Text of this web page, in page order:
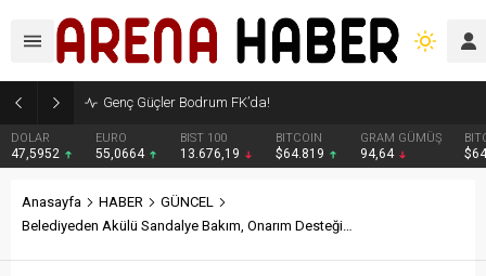
Genç Güçler Bodrum FK’da!
DOLAR
47,5952
EURO
55,0664
BIST 100
13.676,19
BITCOIN
$64.819
GRAM GÜMÜŞ
94,64
Anasayfa HABER
GÜNCEL
Belediyeden Akülü Sandalye Bakım, Onarım Desteği…